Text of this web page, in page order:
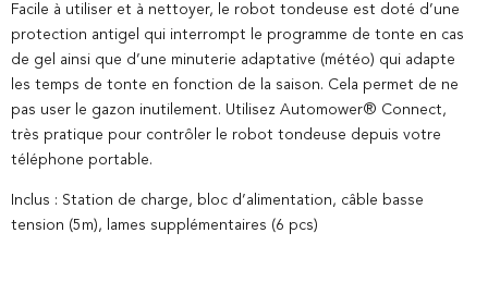
Facile à utiliser et à nettoyer, le robot tondeuse est doté d’une
protection antigel qui interrompt le programme de tonte en cas
de gel ainsi que d’une minuterie adaptative (météo) qui adapte
les temps de tonte en fonction de la saison. Cela permet de ne
pas user le gazon inutilement. Utilisez Automower® Connect,
très pratique pour contrôler le robot tondeuse depuis votre
téléphone portable.
Inclus : Station de charge, bloc d’alimentation, câble basse
tension (5m), lames supplémentaires (6 pcs)